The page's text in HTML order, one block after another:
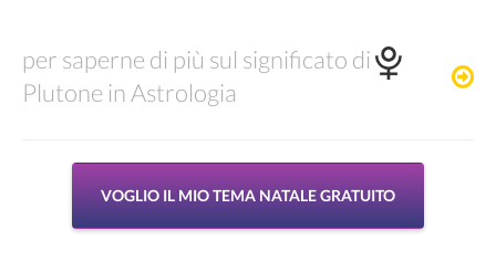
per saperne di più sul significato di
Plutone in Astrologia
VOGLIO IL MIO TEMA NATALE GRATUITO